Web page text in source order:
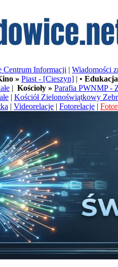
Centrum Informacji | Wiadomości
» Piast - [Cieszyn] | •
| Kościoły » Parafia PWNMP -
| Kościół Zielonoświątkowy
| Videorelacje | Fotorelacje |